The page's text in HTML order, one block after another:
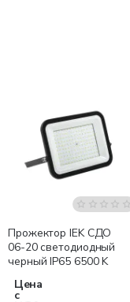
Прожектор IEK СДО
06-20 светодиодный
черный IP65 6500 K
Цена
с